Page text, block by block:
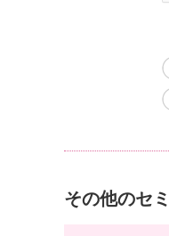
その他のセ